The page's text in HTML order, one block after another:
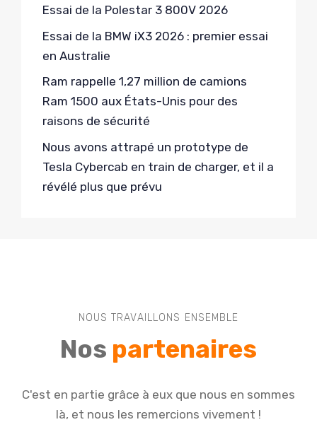
Essai de la Polestar 3 800V 2026
Essai de la BMW iX3 2026 : premier essai
en Australie
Ram rappelle 1,27 million de camions
Ram 1500 aux États-Unis pour des
raisons de sécurité
Nous avons attrapé un prototype de
Tesla Cybercab en train de charger, et il a
révélé plus que prévu
NOUS TRAVAILLONS ENSEMBLE
Nos partenaires
C'est en partie grâce à eux que nous en sommes
là, et nous les remercions vivement !